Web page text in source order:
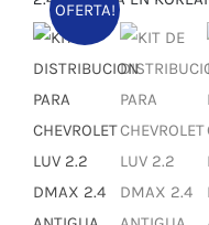
OFERTA!